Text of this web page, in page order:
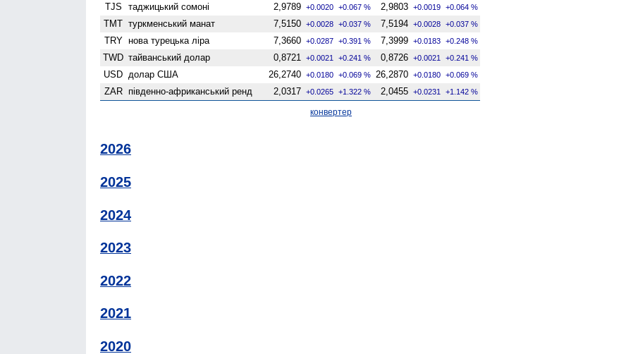
TJS таджицький сомоні 2,9789 +0.0020 +0.067 % 2,9803 +0.0019 +0.064 %
TMT туркменський манат 7,5150 +0.0028 +0.037 % 7,5194 +0.0028 +0.037 %
TRY нова турецька ліра 7,3660 +0.0287 +0.391 % 7,3999 +0.0183 +0.248 %
TWD тайванський долар 0,8721 +0.0021 +0.241 % 0,8726 +0.0021 +0.241 %
USD долар США 26,2740 +0.0180 +0.069 % 26,2870 +0.0180 +0.069 %
ZAR південно-африканський ренд 2,0317 +0.0265 +1.322 % 2,0455 +0.0231 +1.142 %
конвертер
2026
2025
2024
2023
2022
2021
2020